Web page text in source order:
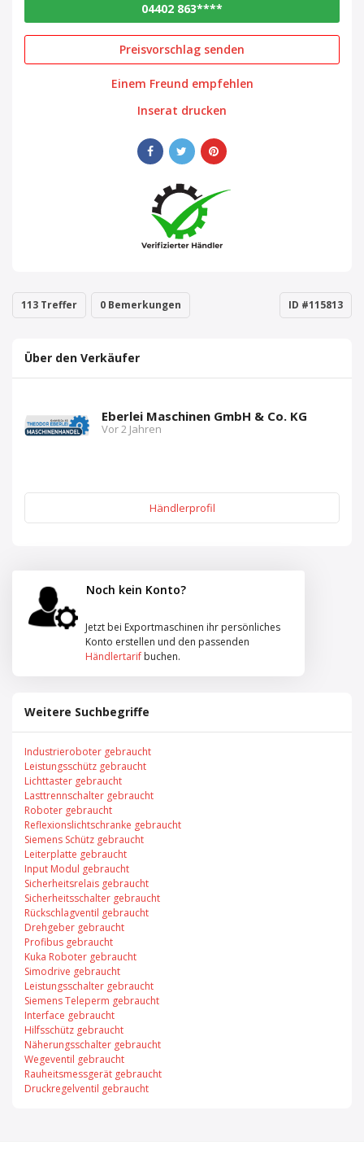
04402 863****
Preisvorschlag senden
Einem Freund empfehlen
Inserat drucken
113 Treffer 0 Bemerkungen ID #115813
Über den Verkäufer
Eberlei Maschinen GmbH & Co. KG
Vor 2 Jahren
Händlerprofil
Noch kein Konto?
Jetzt bei Exportmaschinen ihr persönliches
Konto erstellen und den passenden
Händlertarif buchen.
Weitere Suchbegriffe
Industrieroboter gebraucht
Leistungsschütz gebraucht
Lichttaster gebraucht
Lasttrennschalter gebraucht
Roboter gebraucht
Reflexionslichtschranke gebraucht
Siemens Schütz gebraucht
Leiterplatte gebraucht
Input Modul gebraucht
Sicherheitsrelais gebraucht
Sicherheitsschalter gebraucht
Rückschlagventil gebraucht
Drehgeber gebraucht
Profibus gebraucht
Kuka Roboter gebraucht
Simodrive gebraucht
Leistungsschalter gebraucht
Siemens Teleperm gebraucht
Interface gebraucht
Hilfsschütz gebraucht
Näherungsschalter gebraucht
Wegeventil gebraucht
Rauheitsmessgerät gebraucht
Druckregelventil gebraucht